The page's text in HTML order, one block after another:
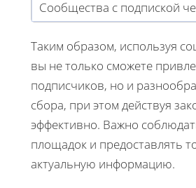
Сообщества с подпиской
Таким образом, используя
вы не только сможете
подписчиков, но и
сбора, при этом действуя
эффективно. Важно
площадок и предоставлять
актуальную информацию.